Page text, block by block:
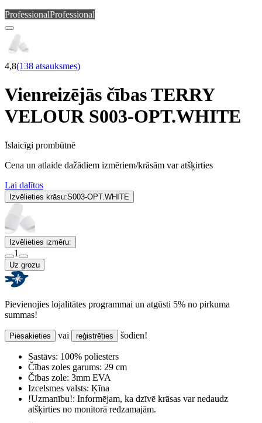
ProfessionalProfessional
4,8(138 atsauksmes)
Vienreizējās čības TERRY
VELOUR S003-OPT.WHITE
Īslaicīgi prombūtnē
Cena un atlaide dažādiem izmēriem/krāsām var atšķirties
Lai dalītos
Izvēlieties krāsu:S003-OPT.WHITE
Izvēlieties izmēru:
1
Uz grozu
Pievienojies lojalitātes programmai un atgūsti 5% no pirkuma
summas!
Piesakieties vai reģistrēties šodien!
Sastāvs: 100% poliesters
Čības zoles garums: 29 cm
Čības zole: 3mm EVA
Izcelsmes valsts: Ķīna
!Uzmanību!: Informējam, ka dzīvē krāsas var nedaudz
atšķirties no monitorā redzamajām.